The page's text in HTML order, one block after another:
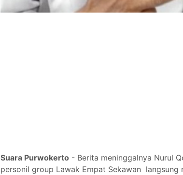
Suara Purwokerto - Berita meninggalnya Nurul
personil group Lawak Empat Sekawan langsung